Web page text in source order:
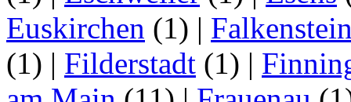
Euskirchen (1) |
(1) | Filderstadt (1) |